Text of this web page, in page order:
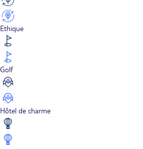
Ethique
Golf
Hôtel de charme